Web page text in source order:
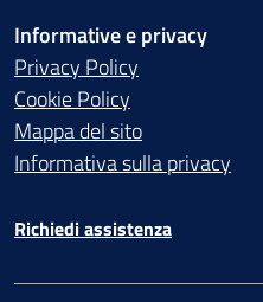
Informative e privacy
Privacy Policy
Cookie Policy
Mappa del sito
Informativa sulla privacy
Richiedi assistenza